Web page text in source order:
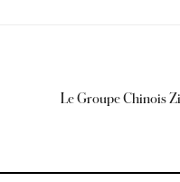
Le Groupe Chinois